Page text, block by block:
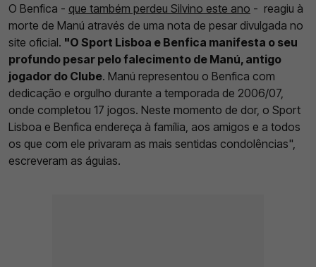
O Benfica - que também perdeu Silvino este ano - reagiu à
morte de Manú através de uma nota de pesar divulgada no
site oficial. "O Sport Lisboa e Benfica manifesta o seu
profundo pesar pelo falecimento de Manú, antigo
jogador do Clube. Manú representou o Benfica com
dedicação e orgulho durante a temporada de 2006/07,
onde completou 17 jogos. Neste momento de dor, o Sport
Lisboa e Benfica endereça à família, aos amigos e a todos
os que com ele privaram as mais sentidas condolências",
escreveram as águias.